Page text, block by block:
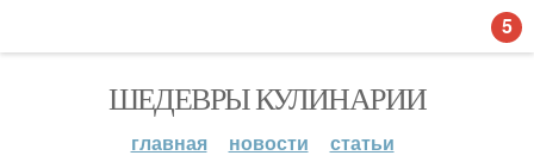
ШЕДЕВРЫ КУЛИНАРИИ
главная новости статьи
5